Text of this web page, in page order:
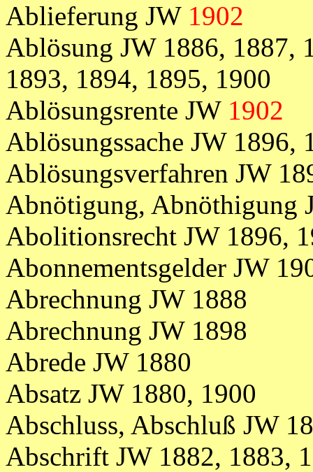
Ablieferung JW 1902
Ablösung JW 1886, 1887,
1893, 1894, 1895, 1900
Ablösungsrente JW 1902
Ablösungssache JW
Ablösungsverfahren JW
Abnötigung, Abnöthigung
Abolitionsrecht JW 1896,
Abonnementsgelder JW
Abrechnung JW 1888
Abrechnung JW 1898
Abrede JW 1880
Absatz JW 1880, 1900
Abschluss, Abschluß JW
Abschrift JW 1882, 1883,